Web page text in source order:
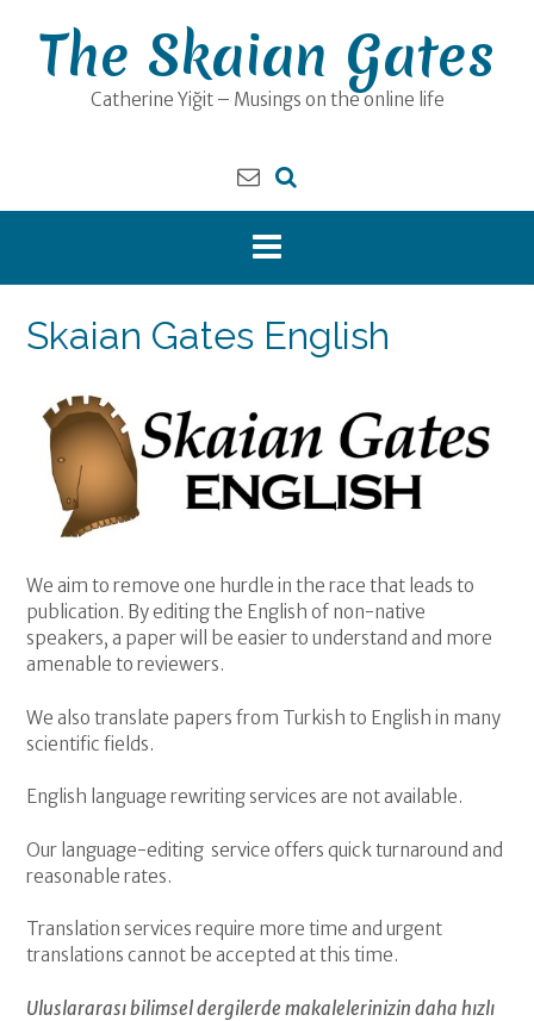
contentThe Skaian Gates
Catherine Yiğit – Musings on the online life
Skaian Gates English
We aim to remove one hurdle in the race that leads to
publication. By editing the English of non-native
speakers, a paper will be easier to understand and more
amenable to reviewers.
We also translate papers from Turkish to English in many
scientific fields.
English language rewriting services are not available.
Our language-editing service offers quick turnaround and
reasonable rates.
Translation services require more time and urgent
translations cannot be accepted at this time.
Uluslararası bilimsel dergilerde makalelerinizin daha hızlı